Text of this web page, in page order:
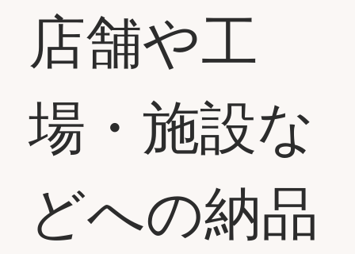
​店舗や工
場・施設な
どへの納品